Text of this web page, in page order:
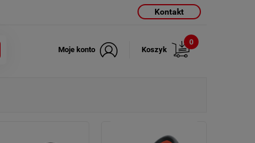
Kontakt
Moje konto Koszyk
0